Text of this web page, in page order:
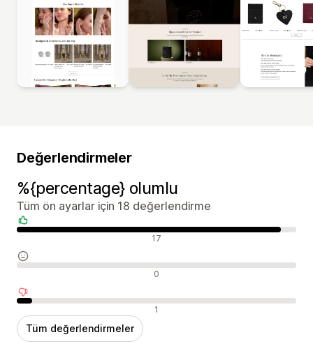
Değerlendirmeler
%{percentage} olumlu
Tüm ön ayarlar için 18 değerlendirme
Olumlu değerlendirmeler 17
Nötr değerlendirmeler 0
Olumsuz değerlendirmeler 1
Tüm değerlendirmeler